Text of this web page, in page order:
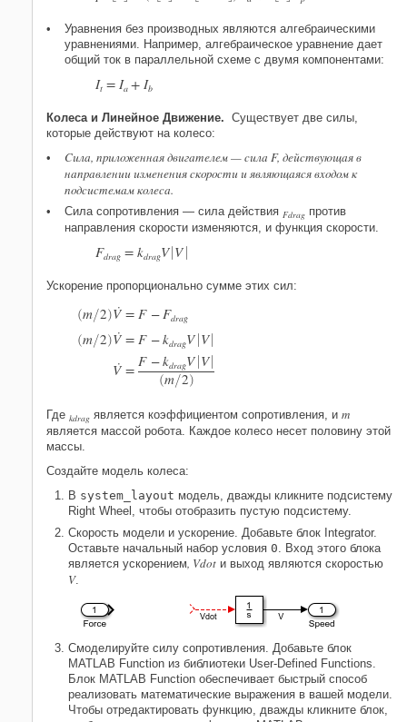
Уравнения без производных являются алгебраическими
уравнениями. Например, алгебраическое уравнение дает
общий ток в параллельной схеме с двумя компонентами:
It =Ia +Ib
Колеса и Линейное Движение. Существует две силы,
которые действуют на колесо:
Сила, приложенная двигателем — сила F, действующая в
направлении изменения скорости и являющаяся входом к
подсистемам колеса.
Сила сопротивления — сила действия Fdrag против
направления скорости изменяются, и функция скорости.
Fdrag =kdragV V
Ускорение пропорционально сумме этих сил:
(m/2) ˙
V
(m/2) ˙
V
˙
V
=F −Fdrag
=F −kdragV V
=F −kdragV V
(m/2)
Где kdrag является коэффициентом сопротивления, и m
является массой робота. Каждое колесо несет половину этой
массы.
Создайте модель колеса:
В system_layout модель, дважды кликните подсистему
Right Wheel , чтобы отобразить пустую подсистему.
Скорость модели и ускорение. Добавьте блок Integrator.
Оставьте начальный набор условия 0. Вход этого блока
является ускорением, Vdot и выход являются скоростью
V.
Смоделируйте силу сопротивления. Добавьте блок
MATLAB Function из библиотеки User-Defined Functions.
Блок MATLAB Function обеспечивает быстрый способ
реализовать математические выражения в вашей модели.
Чтобы отредактировать функцию, дважды кликните блок,